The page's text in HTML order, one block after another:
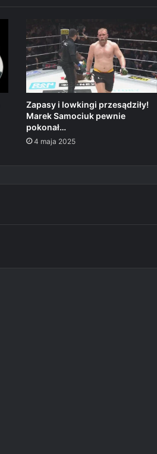
Zapasy i lowkingi przesądziły!
Marek Samociuk pewnie
pokonał…
4 maja 2025